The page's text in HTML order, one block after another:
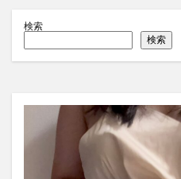
検索
検索